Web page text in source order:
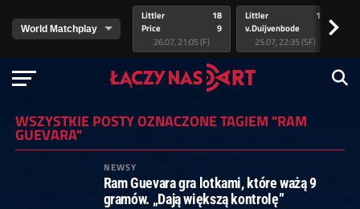
Littler
Price
18
9
26.07, 21:05 (F)
Littler
v.Duijvenbode
17
25.07, 22:35 (SF)
>
WSZYSTKIE POSTY OZNACZONE TAGIEM "RAM
GUEVARA"
NEWSY
Ram Guevara gra lotkami, które ważą 9
gramów. „Dają większą kontrolę”